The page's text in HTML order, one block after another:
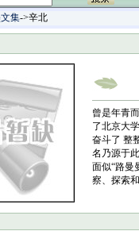
集->辛北
曾是年青
了北京大
奋斗了 整
名乃源于
面似“路曼
察、探索